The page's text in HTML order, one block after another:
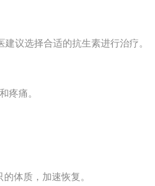
议选择合适的抗生素进行治疗。
疼痛。
体质，加速恢复。